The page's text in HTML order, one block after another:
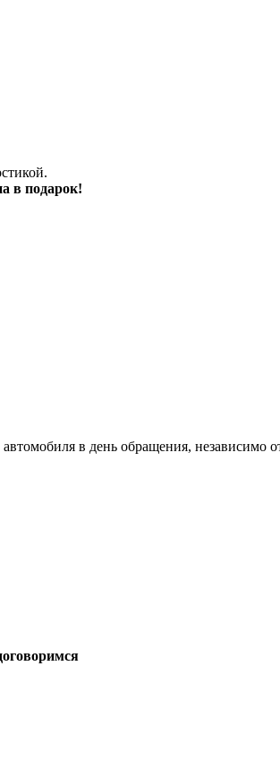
в подарок!
в день обращения, независимо